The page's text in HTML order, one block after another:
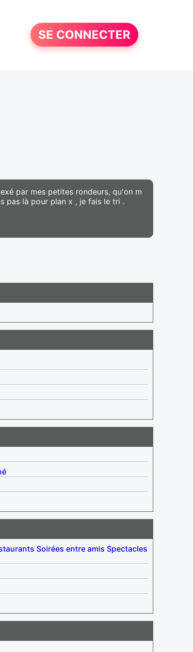
SE CONNECTER
par mes petites rondeurs, qu'on m
pas là pour plan x , je fais le tri .
Soirées entre amis Spectacles